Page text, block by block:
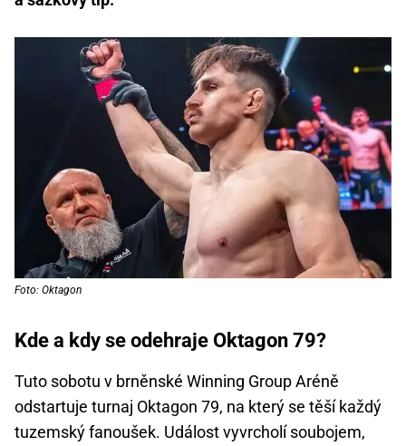
Foto: Oktagon
Kde a kdy se odehraje Oktagon 79?
Tuto sobotu v brněnské Winning Group Aréně
odstartuje turnaj Oktagon 79, na který se těší každý
tuzemský fanoušek. Událost vyvrcholí soubojem,